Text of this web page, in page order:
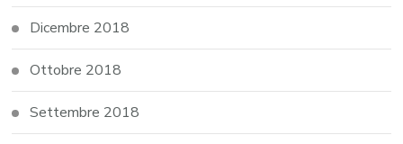
Dicembre 2018
Ottobre 2018
Settembre 2018